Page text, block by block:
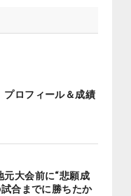
ロフィール＆成績
元大会前に“悲願成
合までに勝ちたか